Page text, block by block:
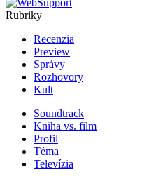
Rubriky
Recenzia
Preview
Správy
Rozhovory
Kult
Soundtrack
Kniha vs. film
Profil
Téma
Televízia